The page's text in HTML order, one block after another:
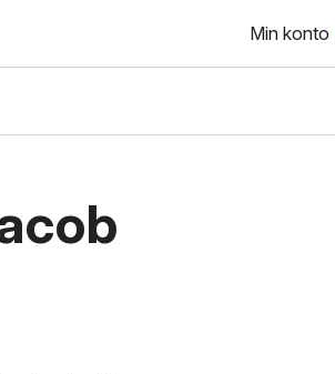
Min konto